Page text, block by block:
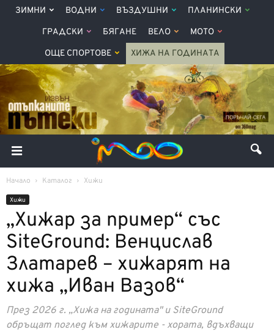
ЗИМНИ ВОДНИ ВЪЗДУШНИ ПЛАНИНСКИ
ГРАДСКИ БЯГАНЕ ВЕЛО МОТО
ОЩЕ СПОРТОВЕ ХИЖА НА ГОДИНАТА
Начало Каталог Хижи
Хижи
„Хижар за пример“ със
SiteGround: Венцислав
Златарев – хижарят на
хижа „Иван Вазов“
През 2026 г. „Хижа на годината" и SiteGround
обръщат поглед към хижарите - хората, вдъхващи